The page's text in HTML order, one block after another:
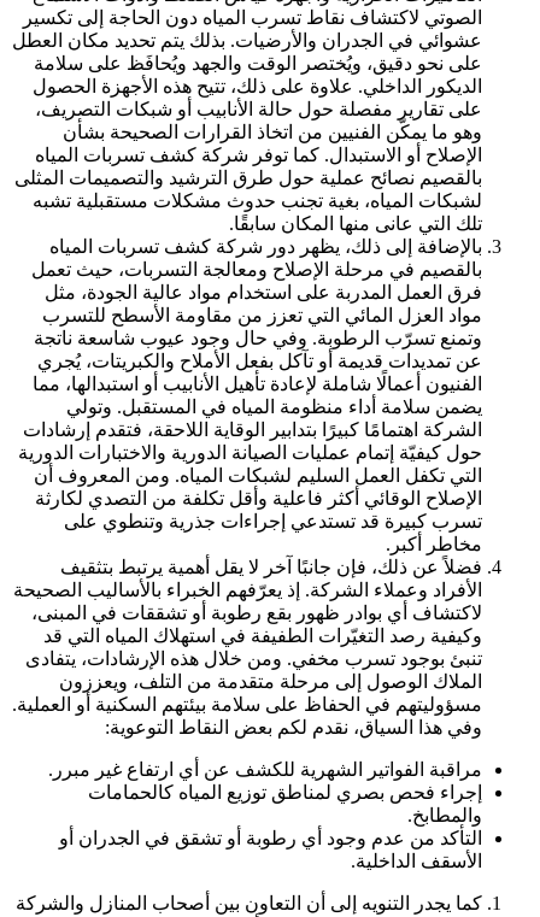
الصوتي لاكتشاف نقاط تسرب المياه دون الحاجة إلى تكسير
عشوائي في الجدران والأرضيات. بذلك يتم تحديد مكان العطل
على نحو دقيق، ويُختصر الوقت والجهد ويُحافَظ على سلامة
الديكور الداخلي. علاوة على ذلك، تتيح هذه الأجهزة الحصول
على تقارير مفصلة حول حالة الأنابيب أو شبكات التصريف،
وهو ما يمكّن الفنيين من اتخاذ القرارات الصحيحة بشأن
الإصلاح أو الاستبدال. كما توفر شركة كشف تسربات المياه
بالقصيم نصائح عملية حول طرق الترشيد والتصميمات المثلى
لشبكات المياه، بغية تجنب حدوث مشكلات مستقبلية تشبه
تلك التي عانى منها المكان سابقًا.
بالإضافة إلى ذلك، يظهر دور شركة كشف تسربات المياه
بالقصيم في مرحلة الإصلاح ومعالجة التسربات، حيث تعمل
فرق العمل المدربة على استخدام مواد عالية الجودة، مثل
مواد العزل المائي التي تعزز من مقاومة الأسطح للتسرب
وتمنع تسرّب الرطوبة. وفي حال وجود عيوب شاسعة ناتجة
عن تمديدات قديمة أو تآكل بفعل الأملاح والكبريتات، يُجري
الفنيون أعمالًا شاملة لإعادة تأهيل الأنابيب أو استبدالها، مما
يضمن سلامة أداء منظومة المياه في المستقبل. وتولي
الشركة اهتمامًا كبيرًا بتدابير الوقاية اللاحقة، فتقدم إرشادات
حول كيفيّة إتمام عمليات الصيانة الدورية والاختبارات الدورية
التي تكفل العمل السليم لشبكات المياه. ومن المعروف أن
الإصلاح الوقائي أكثر فاعلية وأقل تكلفة من التصدي لكارثة
تسرب كبيرة قد تستدعي إجراءات جذرية وتنطوي على
مخاطر أكبر.
فضلاً عن ذلك، فإن جانبًا آخر لا يقل أهمية يرتبط بتثقيف
الأفراد وعملاء الشركة. إذ يعرّفهم الخبراء بالأساليب الصحيحة
لاكتشاف أي بوادر ظهور بقع رطوبة أو تشققات في المبنى،
وكيفية رصد التغيّرات الطفيفة في استهلاك المياه التي قد
تنبئ بوجود تسرب مخفي. ومن خلال هذه الإرشادات، يتفادى
الملاك الوصول إلى مرحلة متقدمة من التلف، ويعززون
مسؤوليتهم في الحفاظ على سلامة بيئتهم السكنية أو العملية.
وفي هذا السياق، نقدم لكم بعض النقاط التوعوية:
مراقبة الفواتير الشهرية للكشف عن أي ارتفاع غير مبرر.
إجراء فحص بصري لمناطق توزيع المياه كالحمامات
والمطابخ.
التأكد من عدم وجود أي رطوبة أو تشقق في الجدران أو
الأسقف الداخلية.
كما يجدر التنويه إلى أن التعاون بين أصحاب المنازل والشركة